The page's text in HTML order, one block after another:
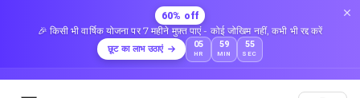
60% off
🎉 किसी भी वार्षिक योजना पर 7 महीने मुफ़्त पाएं - कोई जोखिम नहीं, कभी भी रद्द करें
छूट का लाभ उठाएं 05
HR
59
MIN
54
SEC